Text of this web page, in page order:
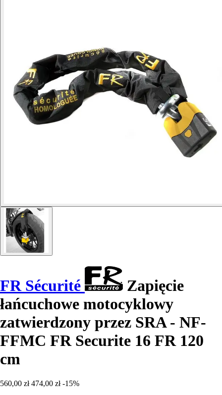
FR Sécurité
Zapięcie
łańcuchowe motocyklowy
zatwierdzony przez SRA - NF-
FFMC FR Securite 16 FR 120
cm
560,00 zł 474,00 zł -15%